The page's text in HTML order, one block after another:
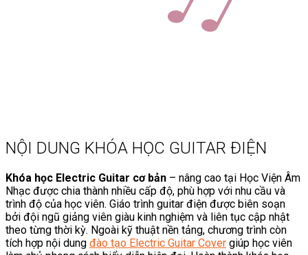
NỘI DUNG KHÓA HỌC GUITAR ĐIỆN
Khóa học Electric Guitar cơ bản – nâng cao tại Học Viện Âm
Nhạc được chia thành nhiều cấp độ, phù hợp với nhu cầu và
trình độ của học viên. Giáo trình guitar điện được biên soạn
bởi đội ngũ giảng viên giàu kinh nghiệm và liên tục cập nhật
theo từng thời kỳ. Ngoài kỹ thuật nền tảng, chương trình còn
tích hợp nội dung đào tạo Electric Guitar Cover giúp học viên